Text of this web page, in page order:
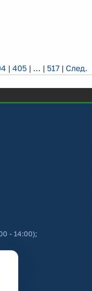
| 405 | ... | 517 | След.
- 14:00);